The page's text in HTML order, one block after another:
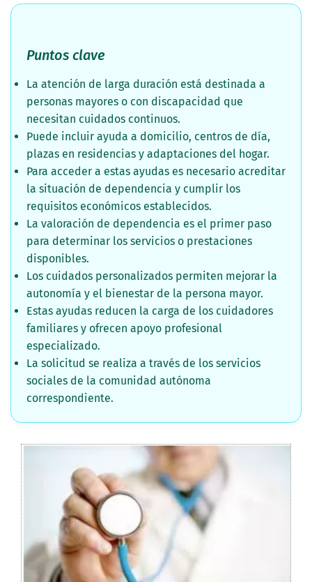
Puntos clave
La atención de larga duración está destinada a
personas mayores o con discapacidad que
necesitan cuidados continuos.
Puede incluir ayuda a domicilio, centros de día,
plazas en residencias y adaptaciones del hogar.
Para acceder a estas ayudas es necesario acreditar
la situación de dependencia y cumplir los
requisitos económicos establecidos.
La valoración de dependencia es el primer paso
para determinar los servicios o prestaciones
disponibles.
Los cuidados personalizados permiten mejorar la
autonomía y el bienestar de la persona mayor.
Estas ayudas reducen la carga de los cuidadores
familiares y ofrecen apoyo profesional
especializado.
La solicitud se realiza a través de los servicios
sociales de la comunidad autónoma
correspondiente.